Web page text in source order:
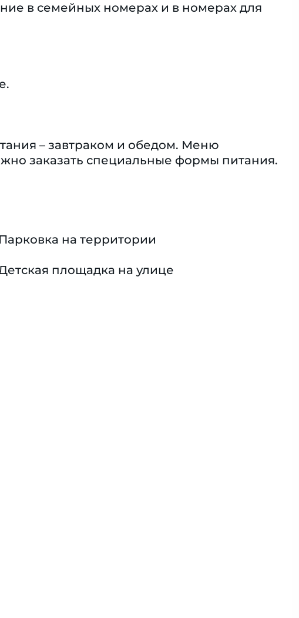
в семейных номерах и в номерах для
– завтраком и обедом. Меню
заказать специальные формы питания.
Парковка на территории
площадка на улице